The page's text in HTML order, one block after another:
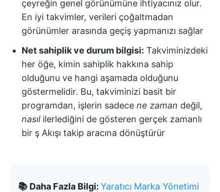
çeyreğin genel görünümüne ihtiyacınız olur.
En iyi takvimler, verileri çoğaltmadan
görünümler arasında geçiş yapmanızı sağlar
Net sahiplik ve durum bilgisi: Takviminizdeki
her öğe, kimin sahiplik hakkına sahip
olduğunu ve hangi aşamada olduğunu
göstermelidir. Bu, takviminizi basit bir
programdan, işlerin sadece ne zaman değil,
nasılilerlediğini de gösteren gerçek zamanlı
bir ş Akışı takip aracına dönüştürür
📚 Daha Fazla Bilgi: Yaratıcı Marka Yönetimi